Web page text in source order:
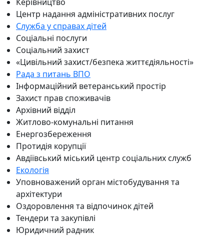
Центр надання адміністративних послуг
Служба у справах дітей
Соціальні послуги
Соціальний захист
«Цивільний захист/безпека життєдіяльності»
Рада з питань ВПО
Інформаційний ветеранський простір
Захист прав споживачів
Архівний відділ
Житлово-комунальні питання
Енергозбереження
Протидія корупції
Авдіївський міський центр соціальних служб
Екологія
Уповноважений орган містобудування та
архітектури
Оздоровлення та відпочинок дітей
Тендери та закупівлі
Юридичний радник